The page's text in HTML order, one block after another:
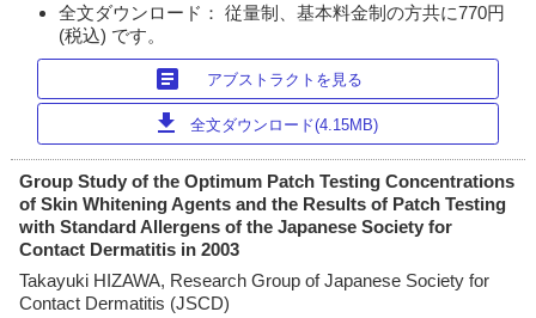
全文ダウンロード： 従量制、基本料金制の方共に770円
(税込) です。
article アブストラクトを見る
download 全文ダウンロード(4.15MB)
Group Study of the Optimum Patch Testing Concentrations
of Skin Whitening Agents and the Results of Patch Testing
with Standard Allergens of the Japanese Society for
Contact Dermatitis in 2003
Takayuki HIZAWA, Research Group of Japanese Society for
Contact Dermatitis (JSCD)